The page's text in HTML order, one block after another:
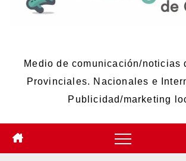
Medio de comunicación/noticias
Provinciales. Nacionales e
Publicidad/marketing